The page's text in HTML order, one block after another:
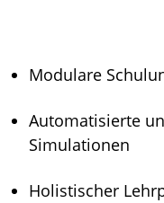
Modulare
Automatisierte
Simulationen
Holistischer